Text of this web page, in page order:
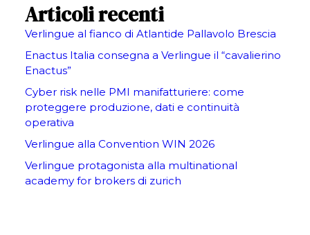
Articoli recenti
Verlingue al fianco di Atlantide Pallavolo Brescia
Enactus Italia consegna a Verlingue il “cavalierino
Enactus”
Cyber risk nelle PMI manifatturiere: come
proteggere produzione, dati e continuità
operativa
Verlingue alla Convention WIN 2026
Verlingue protagonista alla multinational
academy for brokers di zurich